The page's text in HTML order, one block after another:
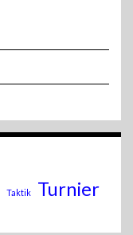
Taktik Turnier